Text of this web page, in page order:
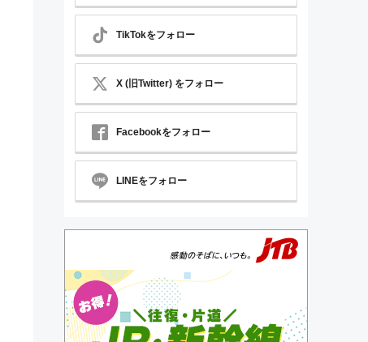
TikTokをフォロー
X (旧Twitter) をフォロー
Facebookをフォロー
LINEをフォロー